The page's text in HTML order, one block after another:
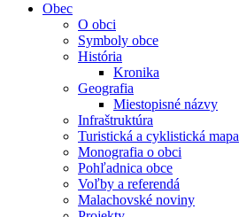
Obec
O obci
Symboly obce
História
Kronika
Geografia
Miestopisné názvy
Infraštruktúra
Turistická a cyklistická mapa
Monografia o obci
Pohľadnica obce
Voľby a referendá
Malachovské noviny